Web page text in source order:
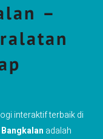
–
interaktif terbaik di
adalah